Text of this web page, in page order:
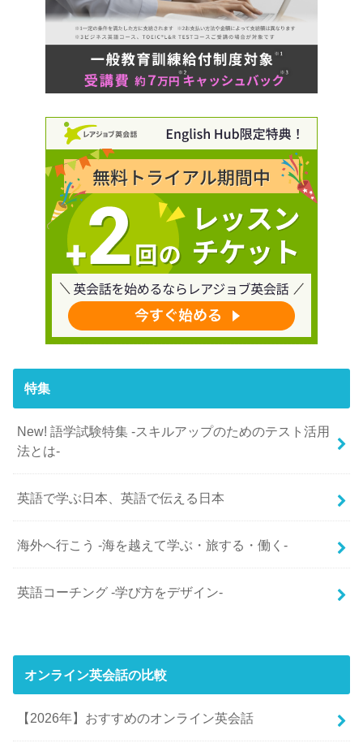
特集
New! 語学試験特集 -スキルアップのためのテスト活用
法とは-
英語で学ぶ日本、英語で伝える日本
海外へ行こう -海を越えて学ぶ・旅する・働く-
英語コーチング -学び方をデザイン-
オンライン英会話の比較
【2026年】おすすめのオンライン英会話